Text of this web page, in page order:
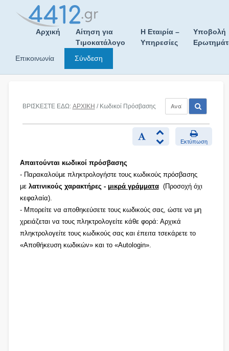
Αρχική
Αίτηση για
Τιμοκατάλογο
Η Εταιρία –
Υπηρεσίες
Υποβολή
Επικοινωνία
Σύνδεση
ΒΡΙΣΚΕΣΤΕ ΕΔΩ: ΑΡΧΙΚΗ / Κωδικοί Πρόσβασης
Εκτύπωση
Απαιτούνται κωδικοί πρόσβασης
- Παρακαλούμε πληκτρολογήστε τους κωδικούς πρόσβασης
με λατινικούς χαρακτήρες - μικρά γράμματα(Προσοχή όχι
κεφαλαία).
- Μπορείτε να αποθηκεύσετε τους κωδικούς σας, ώστε να μη
χρειάζεται να τους πληκτρολογείτε κάθε φορά: Αρχικά
πληκτρολογείτε τους κωδικούς σας και έπειτα τσεκάρετε το
«Αποθήκευση κωδικών» και το «Autologin».